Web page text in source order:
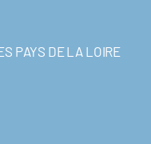
PAYS DE LA LOIRE